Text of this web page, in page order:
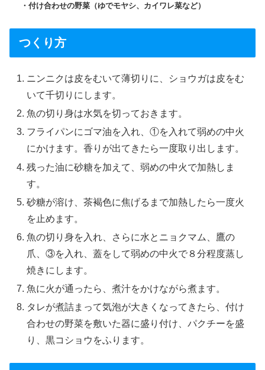
付け合わせの野菜（ゆでモヤシ、カイワレ菜など）
つくり方
ニンニクは皮をむいて薄切りに、ショウガは皮をむ
いて千切りにします。
魚の切り身は水気を切っておきます。
フライパンにゴマ油を入れ、①を入れて弱めの中火
にかけます。香りが出てきたら一度取り出します。
残った油に砂糖を加えて、弱めの中火で加熱しま
す。
砂糖が溶け、茶褐色に焦げるまで加熱したら一度火
を止めます。
魚の切り身を入れ、さらに水とニョクマム、鷹の
爪、③を入れ、蓋をして弱めの中火で８分程度蒸し
焼きにします。
魚に火が通ったら、煮汁をかけながら煮ます。
タレが煮詰まって気泡が大きくなってきたら、付け
合わせの野菜を敷いた器に盛り付け、パクチーを盛
り、黒コショウをふります。